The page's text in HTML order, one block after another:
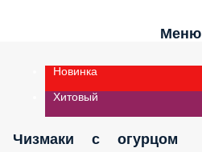
Меню
Новинка
Хитовый
Чизмаки с огурцом